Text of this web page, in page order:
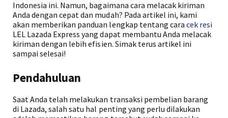
Indonesia ini. Namun, bagaimana cara melacak kiriman
Anda dengan cepat dan mudah? Pada artikel ini, kami
akan memberikan panduan lengkap tentang cara cek resi
LEL Lazada Express yang dapat membantu Anda melacak
kiriman dengan lebih efisien. Simak terus artikel ini
sampai selesai!
Pendahuluan
Saat Anda telah melakukan transaksi pembelian barang
di Lazada, salah satu hal penting yang perlu dilakukan